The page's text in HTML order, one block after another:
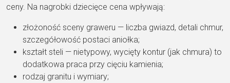
ceny. Na nagrobki dziecięce cena wpływają:
złożoność sceny graweru — liczba gwiazd, detali chmur,
szczegółowość postaci aniołka;
kształt steli — nietypowy, wycięty kontur (jak chmura) to
dodatkowa praca przy cięciu kamienia;
rodzaj granitu i wymiary;